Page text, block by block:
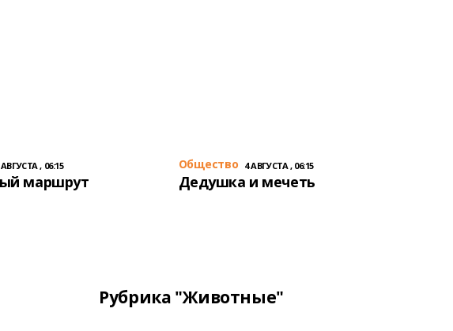
, 06:15
маршрут
Общество 4 АВГУСТА , 06:15
Дедушка и мечеть
Рубрика "Животные"